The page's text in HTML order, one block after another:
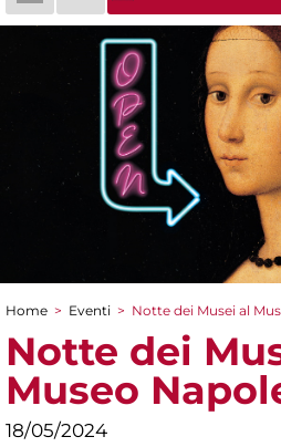
Tu sei qui
Home > Eventi > Notte dei Musei al
Notte dei
Museo
18/05/2024